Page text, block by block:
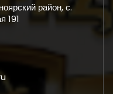
район, с.
191